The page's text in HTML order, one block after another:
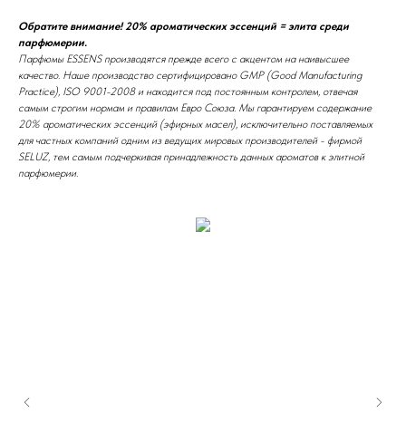
Обратите внимание! 20% ароматических эссенций = элита среди
парфюмерии.
Парфюмы ESSENS производятся прежде всего с акцентом на наивысшее
качество. Наше производство сертифицировано GMP (Good Manufacturing
Practice), ISO 9001-2008 и находится под постоянным контролем, отвечая
самым строгим нормам и правилам Евро Союза. Мы гарантируем содержание
20% ароматических эссенций (эфирных масел), исключительно поставляемых
для частных компаний одним из ведущих мировых производителей - фирмой
SELUZ, тем самым подчеркивая принадлежность данных ароматов к элитной
парфюмерии.